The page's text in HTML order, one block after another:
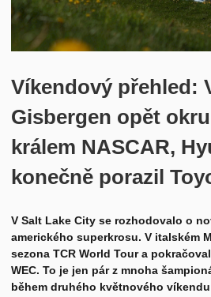
Clio Cup Bohemia
Ostatní
Historie
Kontakt
Víkendový přehled:
Gisbergen opět
králem NASCAR,
konečně porazil
V Salt Lake City se rozhodovalo o
amerického superkrosu. V italském
sezona TCR World Tour a
WEC. To je jen pár z mnoha
během druhého květnového